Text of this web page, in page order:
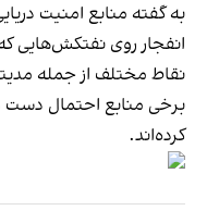
به گفته منابع امنیت
انفجار روی نفتکش‌هایی
نقاط مختلف از جمله
برخی منابع احتمال دست
کرده‌اند.